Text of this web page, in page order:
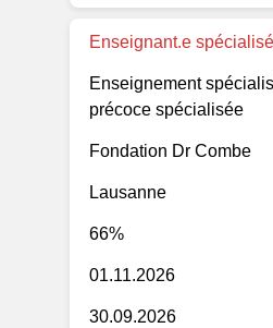
Enseignant.e
Enseignement
précoce spécialisée
Fondation Dr Combe
Lausanne
66%
01.11.2026
30.09.2026